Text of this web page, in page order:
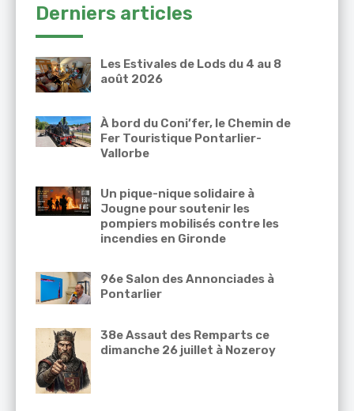
Derniers articles
Les Estivales de Lods du 4 au 8
août 2026
À bord du Coni’fer, le Chemin de
Fer Touristique Pontarlier-
Vallorbe
Un pique-nique solidaire à
Jougne pour soutenir les
pompiers mobilisés contre les
incendies en Gironde
96e Salon des Annonciades à
Pontarlier
38e Assaut des Remparts ce
dimanche 26 juillet à Nozeroy